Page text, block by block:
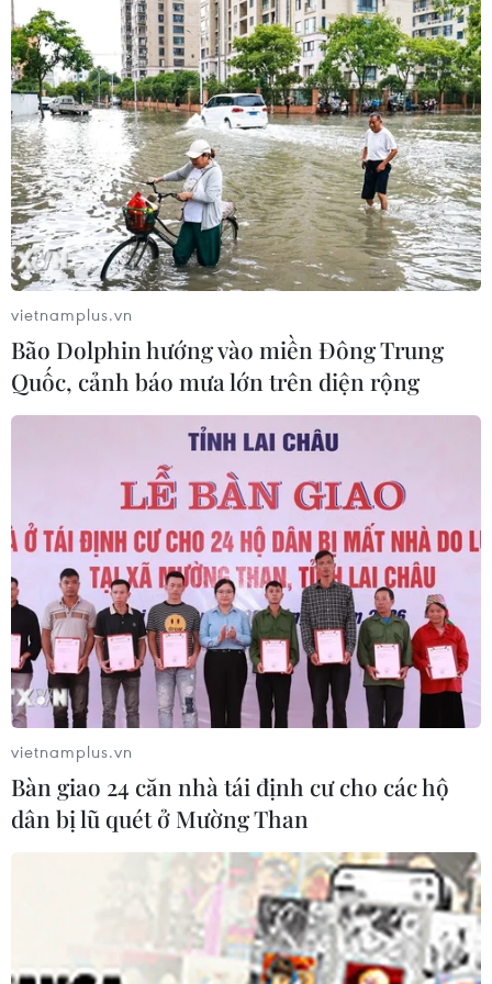
Amazon lần đầu tiên đạt mức vốn
hóa 3.000 tỷ USD nhờ làn sóng lạc
quan mới về AI
03/08/2026 14:35
MB chuẩn bị trả cổ tức cho cổ đông
15%, nâng vốn điều lệ lên 100.000 tỷ
đồng
03/08/2026 13:47
TotalEnergies thâu tóm một phần
mảng năng lượng tái tạo của Shell
Xây dựng thương hiệu mạnh cho
doanh nghiệp Việt
03/08/2026 03:14
Savan 1 và hành trình 25 năm của
một tài sản nhiều tỷ đô
Nghị quyết số 57- NQ/TW: Lấy doanh
nghiệp làm trung tâm đổi mới sáng
02/08/2026 08:44
vietnamplus.vn
Bão Dolphin hướng vào miền Đông Trung
Quốc, cảnh báo mưa lớn trên diện rộng
vietnamplus.vn
Bàn giao 24 căn nhà tái định cư cho các hộ
dân bị lũ quét ở Mường Than